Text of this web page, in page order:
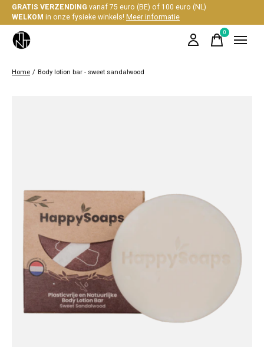
GRATIS VERZENDING vanaf 75 euro (BE) of 100 euro (NL)
WELKOM in onze fysieke winkels!Meer informatie
0items
Home / Body lotion bar - sweet sandalwood